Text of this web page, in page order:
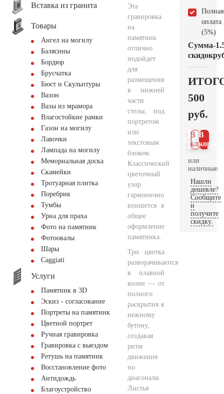
Вставка из гранита
Товары
Ангел на могилу
Балясины
Бордюр
Брусчатка
Бюст и Скульптуры
Вазон
Вазы из мрамора
Влагостойкие рамки
Газон на могилу
Лавочки
Лампада на могилу
Мемориальная доска
Скамейки
Тротуарная плитка
Поребрик
Тумбы
Урна для праха
Фото на памятник
Фотоовалы
Шары
Сaggiati
Услуги
Памятник в 3D
Эскиз - согласование
Портреты на памятник
Цветной портрет
Ручная гравировка
Гравировка с выездом
Ретушь на памятник
Восстановление фото
Антидождь
Благоустройство
Эта
гравировка
на
памятник
отлично
подойдет
для
размещения
в нижней
части
стелы, под
портретом
или
текстовым
блоком.
Классический
цветочный
узор
гармонично
впишется в
общее
оформление
памятника.
Три цветка
разворачиваются
в плавной
волне — от
полного
раскрытия к
нежному
бутону,
создавая
ритм
движения
по
диагонали.
Листья
Полная
оплата
(5%)
Сумма
скидок
-
500
руб.
В
В 1
клик
или
наличные.
Нашли
дешевле?
Сообщите
и
получите
скидку.